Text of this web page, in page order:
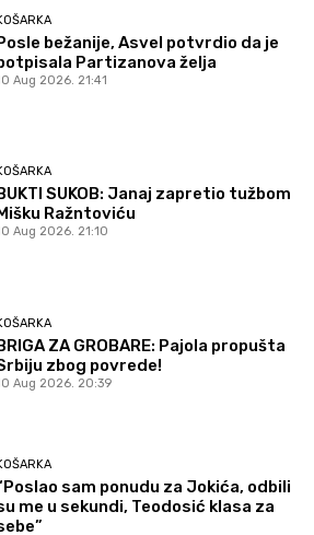
bežanije, Asvel potvrdio da je
Partizanova želja
Aug 2026. 21:41
BUKTI SUKOB: Janaj zapretio tužbom
Mišku Ražntoviću
Aug 2026. 21:10
ZA GROBARE: Pajola propušta
zbog povrede!
Aug 2026. 20:39
sam ponudu za Jokića, odbili
me u sekundi, Teodosić klasa za